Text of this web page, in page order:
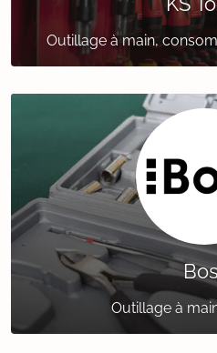
Outillage à main,
Outillage à